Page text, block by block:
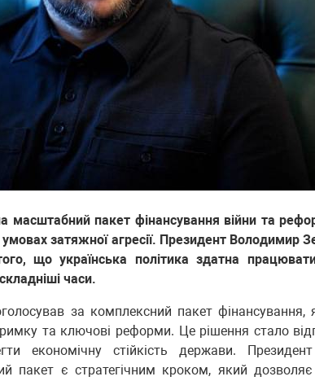
масштабний пакет фінансування війни та
затяжної агресії. Президент Володимир
що українська політика здатна
часи.
за комплексний пакет
та ключові реформи. Це рішення стало
економічну стійкість держави.
пакет є стратегічним кроком, який